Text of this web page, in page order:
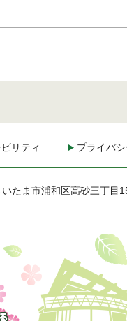
リティ プライバ
たま市浦和区高砂三丁目